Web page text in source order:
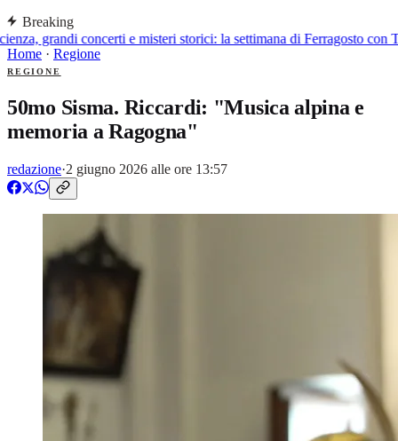
Breaking
grandi concerti e misteri storici: la settimana di Ferragosto con
Home · Regione
REGIONE
50mo Sisma. Riccardi: "Musica alpina e
memoria a Ragogna"
redazione·2 giugno 2026 alle ore 13:57